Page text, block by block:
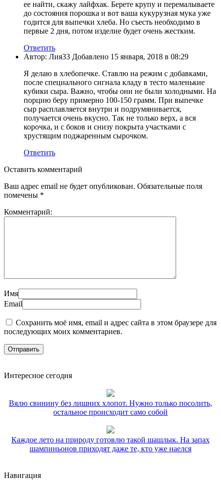
ее найти, скажу лайфхак. Берете крупу и перемалываете
до состояния порошка и вот ваша кукурузная мука уже
годится для выпечки хлеба. Но съесть необходимо в
первые 2 дня, потом изделие будет очень жестким.
Ответить
Автор: Лия33 Добавлено 15 января, 2018 в 08:29
Я делаю в хлебопечке. Ставлю на режим с добавками,
после специального сигнала кладу в тесто маленькие
кубики сыра. Важно, чтобы они не были холодными. На
порцию беру примерно 100-150 грамм. При выпечке
сыр расплавляется внутри и подрумянивается,
получается очень вкусно. Так не только верх, а вся
корочка, и с боков и снизу покрыта участками с
хрустящим поджаренным сырочком.
Ответить
Оставить комментарий
Ваш адрес email не будет опубликован. Обязательные поля
помечены *
Комментарий:
Имя
Email
Сохранить моё имя, email и адрес сайта в этом браузере для
последующих моих комментариев.
Интересное сегодня
Вялю свинину без лишних хлопот. Нужно только посолить,
остальное происходит само собой
Каждое лето на природу готовлю такой шашлык. На запах
шампиньонов приходят даже те, кто уже наелся
Навигация